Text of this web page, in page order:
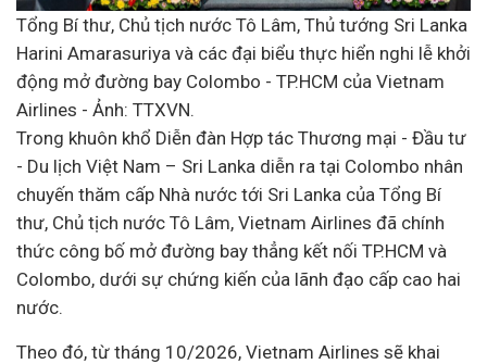
Tổng Bí thư, Chủ tịch nước Tô Lâm, Thủ tướng Sri Lanka
Harini Amarasuriya và các đại biểu thực hiển nghi lễ khởi
động mở đường bay Colombo - TP.HCM của Vietnam
Airlines - Ảnh: TTXVN.
Trong khuôn khổ Diễn đàn Hợp tác Thương mại - Đầu tư
- Du lịch Việt Nam – Sri Lanka diễn ra tại Colombo nhân
chuyến thăm cấp Nhà nước tới Sri Lanka của Tổng Bí
thư, Chủ tịch nước Tô Lâm, Vietnam Airlines đã chính
thức công bố mở đường bay thẳng kết nối TP.HCM và
Colombo, dưới sự chứng kiến của lãnh đạo cấp cao hai
nước.
Theo đó, từ tháng 10/2026, Vietnam Airlines sẽ khai